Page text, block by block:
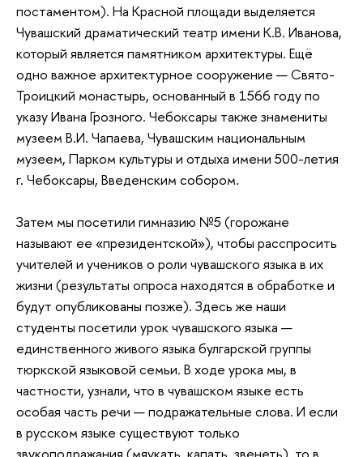
постаментом). На Красной площади выделяется
Чувашский драматический театр имени К.В. Иванова,
который является памятником архитектуры. Ещё
одно важное архитектурное сооружение — Свято-
Троицкий монастырь, основанный в 1566 году по
указу Ивана Грозного. Чебоксары также знамениты
музеем В.И. Чапаева, Чувашским национальным
музеем, Парком культуры и отдыха имени 500-летия
г. Чебоксары, Введенским собором.
Затем мы посетили гимназию №5 (горожане
называют ее «президентской»), чтобы расспросить
учителей и учеников о роли чувашского языка в их
жизни (результаты опроса находятся в обработке и
будут опубликованы позже). Здесь же наши
студенты посетили урок чувашского языка —
единственного живого языка булгарской группы
тюркской языковой семьи. В ходе урока мы, в
частности, узнали, что в чувашском языке есть
особая часть речи — подражательные слова. И если
в русском языке существуют только
звукоподражания (мяукать, капать, звенеть), то в